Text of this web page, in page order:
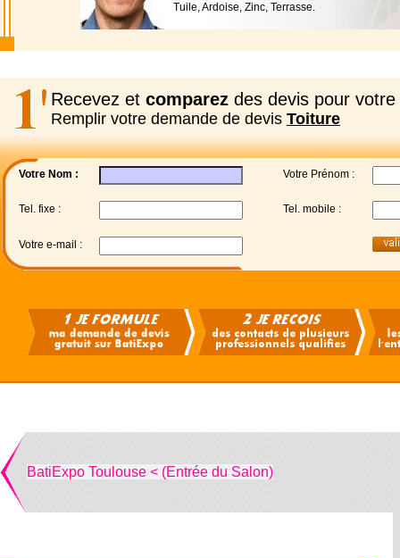
Tuile, Ardoise, Zinc, Terrasse.
Recevez et comparez des devis pour votre
Remplir votre demande de devis Toiture
Votre Nom : Votre Prénom :
Tel. fixe : Tel. mobile :
Votre e-mail :
BatiExpo Toulouse < (Entrée du Salon)